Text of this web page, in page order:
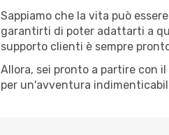
Sappiamo che la vita può
garantirti di poter adattarti a
supporto clienti è sempre
Allora, sei pronto a partire con
per un'avventura